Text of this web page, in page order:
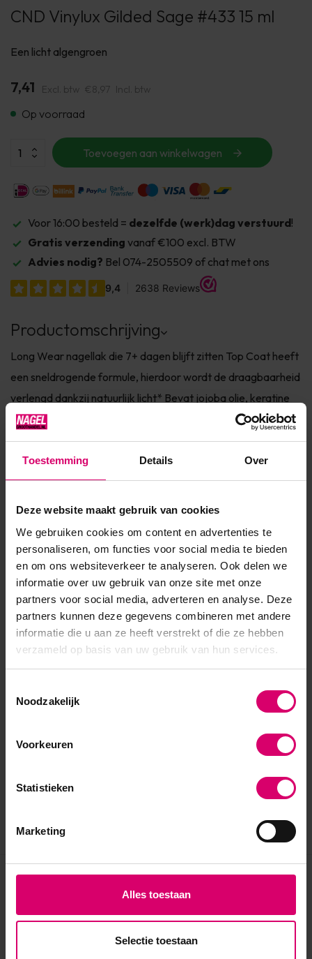
Toestemming Details Over
Deze website maakt gebruik van cookies
We gebruiken cookies om content en advertenties te
personaliseren, om functies voor social media te bieden
en om ons websiteverkeer te analyseren. Ook delen we
informatie over uw gebruik van onze site met onze
partners voor social media, adverteren en analyse. Deze
partners kunnen deze gegevens combineren met andere
informatie die u aan ze heeft verstrekt of die ze hebben
verzameld op basis van uw gebruik van hun services.
Noodzakelijk
Voorkeuren
Statistieken
Marketing
Alles toestaan
Selectie toestaan
CND Vinylux Gilded Sage #433 15 ml
Een licht algengroen
7,41 Excl. btw €8,97 Incl. btw
Op voorraad
Toevoegen aan winkelwagen
Voor 16:00 besteld = dezelfde (werk)dag verstuurd!
Gratis verzending vanaf €100 excl. BTW
Advies nodig? Bel 074-2505509 of chat met ons
Productomschrijving
Long Wear nagellak die 7+ dagen blijft zitten Top Coat heeft
een sneldrogende formule, hierdoor wordt de draagbaarheid
verlengd dankzij natuurlijk licht* Bevat jojoba olie, keratine
en vitamine E voor de verzorging van de nagel Dierproefvrij
& 7Free Verkrijgbaar in 150+ fashionkleuren InfoVINYLUX™
is een Long Wear nagellak die maar liefst 7 dage...
Product specificaties
EAN 639370011509